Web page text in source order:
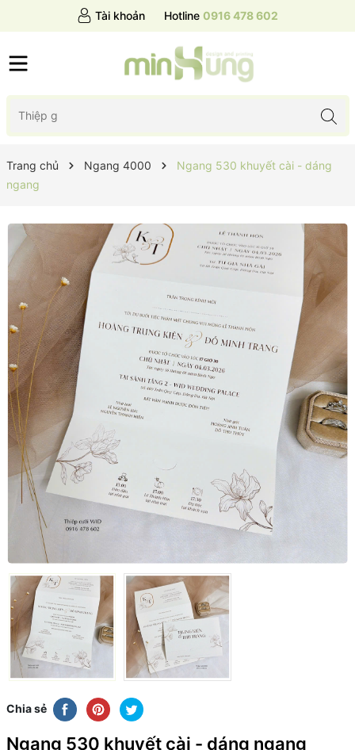
Tài khoản Hotline 0916 478 602
Trang chủ Ngang 4000
Ngang 530 khuyết cài - dáng
ngang
Chia sẻ
Ngang 530 khuyết cài - dáng ngang